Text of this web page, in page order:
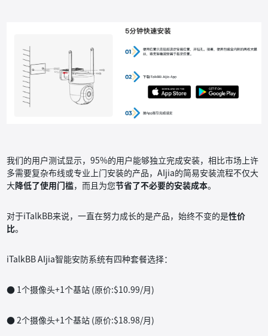
我们的用户测试显示，95%的用户能够独立完成安装，相比市场上许
多需要复杂布线或专业上门安装的产品，AIjia的简易安装流程不仅大
大降低了使用门槛，而且为您节省了不必要的安装成本。
对于iTalkBB来说，一直在努力成长的是产品，始终不变的是性价
比。
iTalkBB AIjia智能安防系统有四种套餐选择：
● 1个摄像头+1个基站 (原价:$10.99/月)
● 2个摄像头+1个基站 (原价:$18.98/月)